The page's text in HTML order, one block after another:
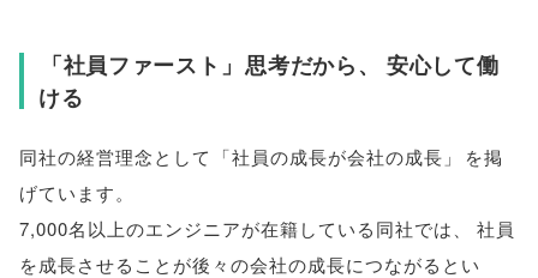
「社員ファースト 」 思考だから、
安心して働
ける
同社の経営理念として 「社員の成長が会社の成長 」
を掲
げています。
7,000名以上のエンジニアが在籍している同社では
社員
を成長させることが後々の会社の成長につながるとい